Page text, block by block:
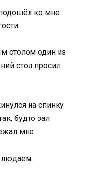
ко мне.
столом один из
стол просил
на спинку
будто зал
мне.